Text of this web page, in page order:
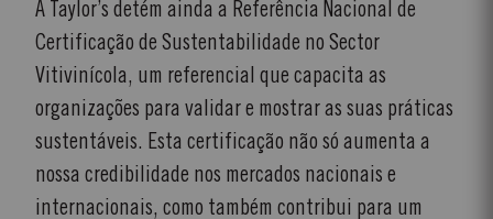
A Taylor’s detém ainda a Referência Nacional de
Certificação de Sustentabilidade no Sector
Vitivinícola, um referencial que capacita as
organizações para validar e mostrar as suas práticas
sustentáveis. Esta certificação não só aumenta a
nossa credibilidade nos mercados nacionais e
internacionais, como também contribui para um